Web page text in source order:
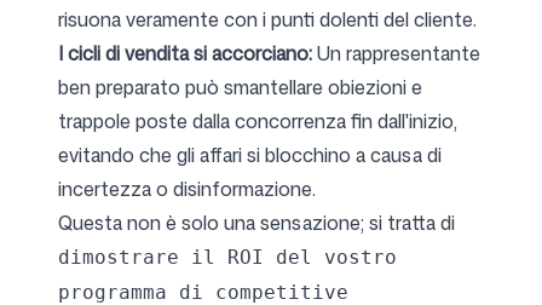
risuona veramente con i punti dolenti del cliente.
I cicli di vendita si accorciano:Un rappresentante
ben preparato può smantellare obiezioni e
trappole poste dalla concorrenza fin dall'inizio,
evitando che gli affari si blocchino a causa di
incertezza o disinformazione.
Questa non è solo una sensazione; si tratta di
dimostrare il ROI del vostro
programma di competitive